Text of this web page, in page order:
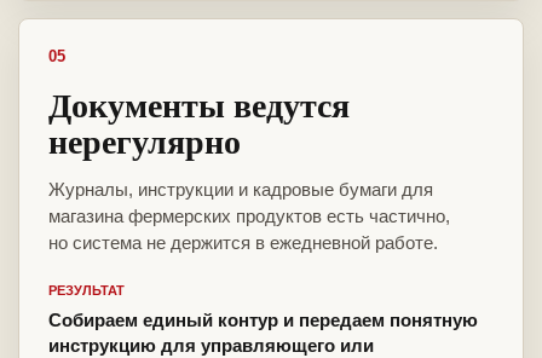
05
Документы ведутся
нерегулярно
Журналы, инструкции и кадровые бумаги для
магазина фермерских продуктов есть частично,
но система не держится в ежедневной работе.
РЕЗУЛЬТАТ
Собираем единый контур и передаем понятную
инструкцию для управляющего или